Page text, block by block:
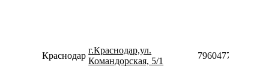
Краснодар
г.Краснодар,ул.
Командорская, 5/1
79604773077